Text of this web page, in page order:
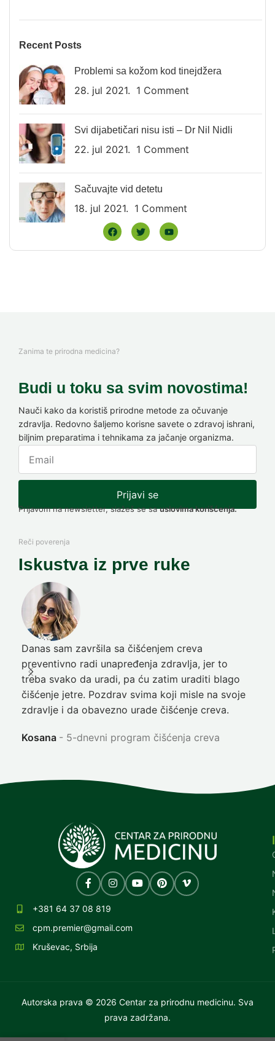
Recent Posts
Problemi sa kožom kod tinejdžera
28. jul 2021. 1 Comment
Svi dijabetičari nisu isti – Dr Nil Nidli
22. jul 2021. 1 Comment
Sačuvajte vid detetu
18. jul 2021. 1 Comment
Zanima te prirodna medicina?
Budi u toku sa svim novostima!
Nauči kako da koristiš prirodne metode za očuvanje
zdravlja. Redovno šaljemo korisne savete o zdravoj ishrani,
biljnim preparatima i tehnikama za jačanje organizma.
Prijavi se
Prijavom na newsletter, slažeš se sauslovima korišćenja.
Reči poverenja
Iskustva iz prve ruke
Danas sam završila sa čišćenjem creva
preventivno radi unapređenja zdravlja, jer to
treba svako da uradi, pa ću zatim uraditi blago
čišćenje jetre. Pozdrav svima koji misle na svoje
zdravlje i da obavezno urade čišćenje creva.
Kosana 5-dnevni program čišćenja creva
+381 64 37 08 819
cpm.premier@gmail.com
Kruševac, Srbija
Autorska prava © 2026 Centar za prirodnu medicinu. Sva
prava zadržana.